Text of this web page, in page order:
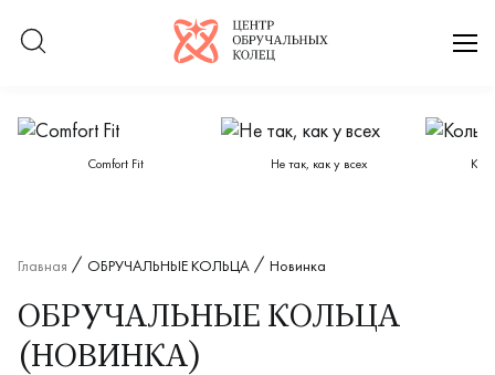
Логотип компании
Категории каталога
Сomfort Fit Не так, как у всех
Главная ОБРУЧАЛЬНЫЕ КОЛЬЦА Новинка
ОБРУЧАЛЬНЫЕ КОЛЬЦА
(НОВИНКА)